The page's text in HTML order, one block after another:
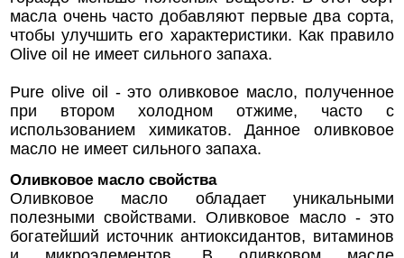
масла очень часто добавляют первые два сорта,
чтобы улучшить его характеристики. Как правило
Olive oil не имеет сильного запаха.
Pure olive oil - это оливковое масло, полученное
при втором холодном отжиме, часто с
использованием химикатов. Данное оливковое
масло не имеет сильного запаха.
Оливковое масло свойства
Оливковое масло обладает уникальными
полезными свойствами. Оливковое масло - это
богатейший источник антиоксидантов, витаминов